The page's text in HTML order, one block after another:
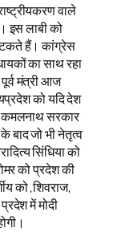
वाले
इस लाबी को
हैं। कांग्रेस
का साथ रहा
मंत्री आज
को यदि देश
कमलनाथ सरकार
बाद जो भी नेतृत्व
सिंधिया को
को प्रदेश की
को ,शिवराज,
में मोदी